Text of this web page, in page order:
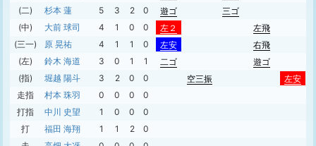
(二)
杉本 蓮 5 3 2 0 遊ゴ 三ゴ
(中)
大前 球司 4 1 0 0 左２ 左飛
(三一)
原 晃祐 4 1 1 0 左安 右飛
(左)
鈴木 海道 3 0 1 1 二ゴ
遊ゴ
(指)
堀越 陽斗 3 2 0 0 空三振
左安
走指
村本 珠羽 0 0 0
0
打指
中川 史望 1 0 0
0
打
福田 海翔 1 1 2
0